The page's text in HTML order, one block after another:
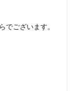
でございます。